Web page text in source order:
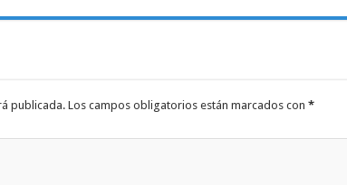
publicada. Los campos obligatorios están marcados con *